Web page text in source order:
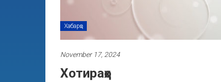
Хабарҳо
November 17, 2024
Хотираҳо